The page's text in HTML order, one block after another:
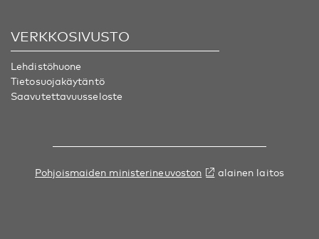
VERKKOSIVUSTO
Lehdistöhuone
Tietosuojakäytäntö
Saavutettavuusseloste
Pohjoismaiden ministerineuvoston alainen laitos